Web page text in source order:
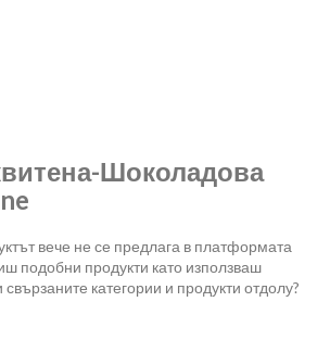
Шоколадова
вече не се предлага в платформата
подобни продукти като използваш
категории и продукти отдолу?